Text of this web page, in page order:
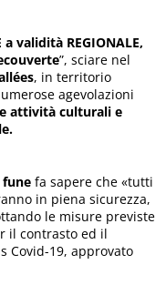
a validità REGIONALE,
”, sciare nel
, in territorio
agevolazioni
attività culturali e
fune fa sapere che «tutti
in piena sicurezza,
le misure previste
il contrasto ed il
Covid-19, approvato